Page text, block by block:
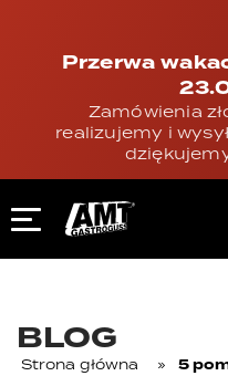
Przerwa
Zamówienia
realizujemy i
BLOG
Strona główna » 5